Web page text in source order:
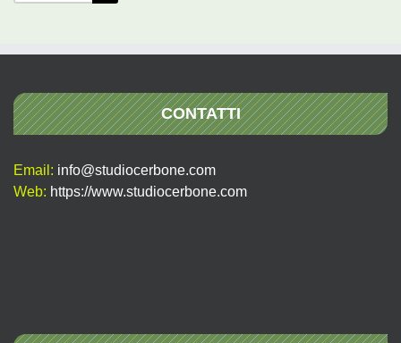
per:
CONTATTI
Email: info@studiocerbone.com
Web: https://www.studiocerbone.com